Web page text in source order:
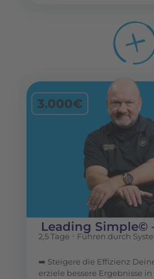
3.000€
Leading Simple©
2,5 Tage • Führen durch
➡️ Steigere die Effizienz
erziele bessere Ergebnisse in